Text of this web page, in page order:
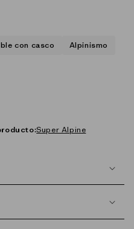
con casco Alpinismo
Super Alpine